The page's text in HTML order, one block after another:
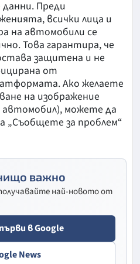
Преди
всички лица и
на автомобили се
Това гарантира, че
защитена и не
от
Ако желаете
на изображение
автомобил), можете да
„Съобщете за проблем“
важно
най-новото от
в Google
News